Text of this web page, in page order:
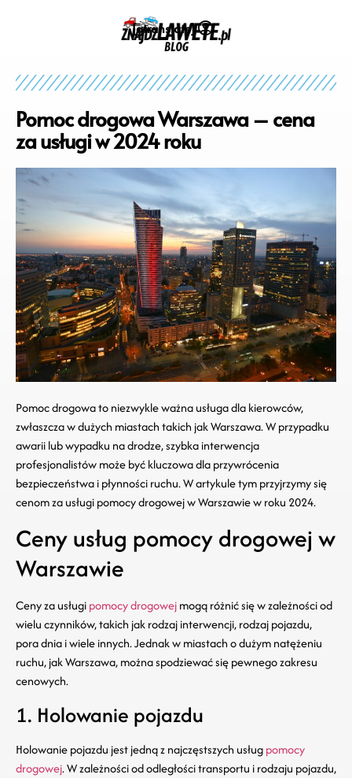
[gtranslate]
Pomoc drogowa Warszawa – cena
za usługi w 2024 roku
Pomoc drogowa to niezwykle ważna usługa dla kierowców,
zwłaszcza w dużych miastach takich jak Warszawa. W przypadku
awarii lub wypadku na drodze, szybka interwencja
profesjonalistów może być kluczowa dla przywrócenia
bezpieczeństwa i płynności ruchu. W artykule tym przyjrzymy się
cenom za usługi pomocy drogowej w Warszawie w roku 2024.
Ceny usług pomocy drogowej w
Warszawie
Ceny za usługipomocy drogowejmogą różnić się w zależności od
wielu czynników, takich jak rodzaj interwencji, rodzaj pojazdu,
pora dnia i wiele innych. Jednak w miastach o dużym natężeniu
ruchu, jak Warszawa, można spodziewać się pewnego zakresu
cenowych.
1. Holowanie pojazdu
Holowanie pojazdu jest jedną z najczęstszych usługpomocy
drogowej. W zależności od odległości transportu i rodzaju pojazdu,